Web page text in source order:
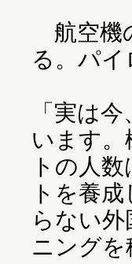
航空機
る。パイ
「実は
います
トの人
トを養
らない
ニング